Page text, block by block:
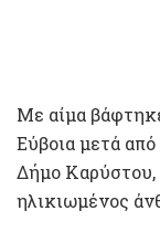
Με αίμα
Εύβοια μετά
Δήμο Καρύστου,
ηλικιωμένος